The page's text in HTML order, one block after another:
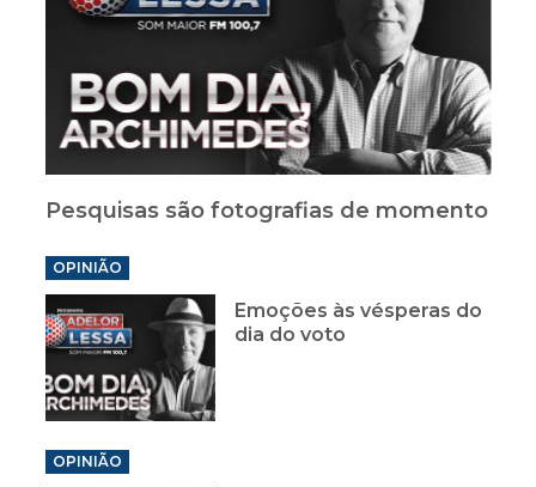
Pesquisas são fotografias de momento
OPINIÃO
Emoções às vésperas do
dia do voto
OPINIÃO